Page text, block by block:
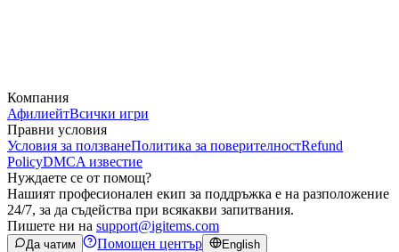
Компания
АфилиейтВсички игри
Правни условия
Условия за ползванеПолитика за поверителностRefund
PolicyDMCA известие
Нуждаете се от помощ?
Нашият професионален екип за поддръжка е на разположение
24/7, за да съдейства при всякакви запитвания.
Пишете ни на support@igitems.com
Да чатим Помощен център English